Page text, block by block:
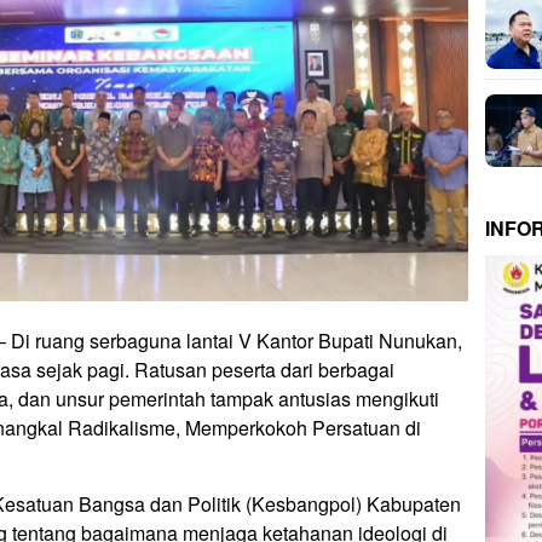
Di ruang serbaguna lantai V Kantor Bupati Nunukan,
sejak pagi. Ratusan peserta dari berbagai
dan unsur pemerintah tampak antusias mengikuti
Radikalisme, Memperkokoh Persatuan di
Bangsa dan Politik (Kesbangpol) Kabupaten
bagaimana menjaga ketahanan ideologi di